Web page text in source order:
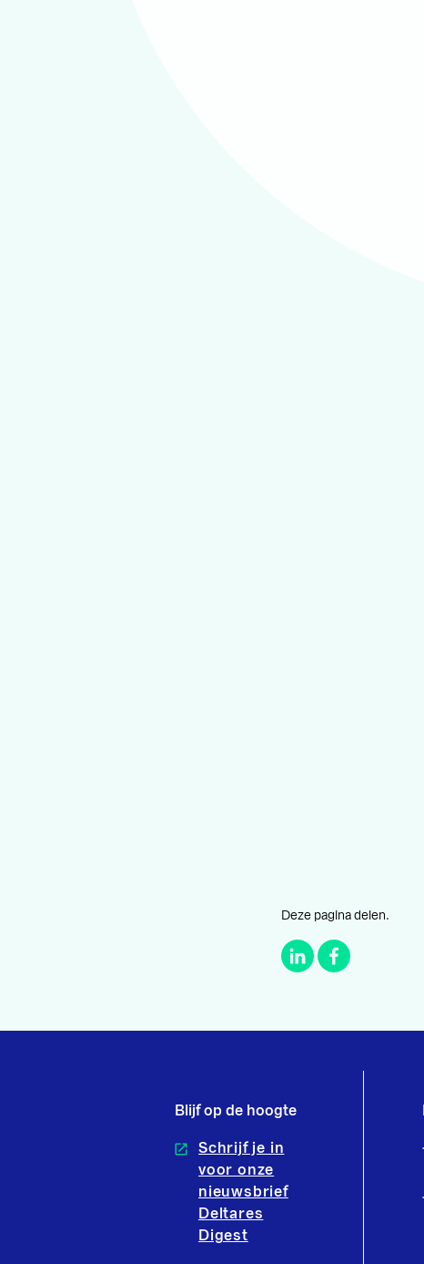
Deze pagina delen.
Blijf op de hoogte
Schrijf je in
voor onze
nieuwsbrief
Deltares
Digest